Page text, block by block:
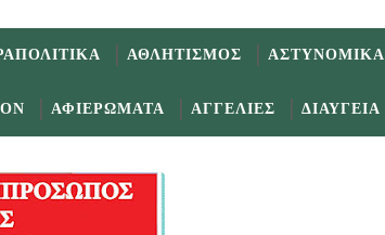
ΑΘΛΗΤΙΣΜΟΣ ΑΣΤΥΝΟΜΙΚΑ
ΑΦΙΕΡΩΜΑΤΑ ΑΓΓΕΛΙΕΣ ΔΙΑΥΓΕΙΑ